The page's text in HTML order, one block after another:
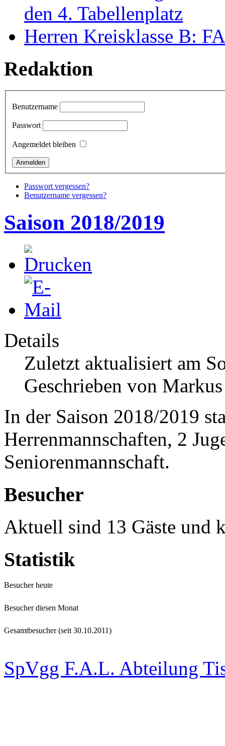
den 4. Tabellenplatz
Herren Kreisklasse B:
Redaktion
Benutzername
Passwort
Angemeldet bleiben
Passwort vergessen?
Benutzername vergessen?
Saison 2018/2019
Details
Zuletzt aktualisiert am
Geschrieben von Markus
In der Saison 2018/2019
Herrenmannschaften, 2
Seniorenmannschaft.
Besucher
Aktuell sind 13 Gäste und
Statistik
Besucher heute
Besucher diesen Monat
Gesamtbesucher (seit 30.10.2011)
SpVgg F.A.L. Abteilung